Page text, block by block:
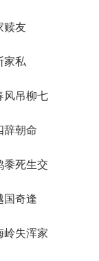
赎友
家私
风吊柳七
辞朝命
黍死生交
国奇逢
岭失浑家